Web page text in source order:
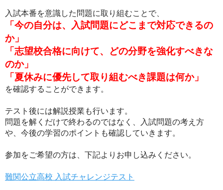
入試本番を意識した問題に取り組むことで、
「今の自分は、入試問題にどこまで対応できるの
か」
「志望校合格に向けて、どの分野を強化すべきな
のか」
「夏休みに優先して取り組むべき課題は何か」
を確認することができます。
テスト後には解説授業も行います。
問題を解くだけで終わるのではなく、入試問題の考え方
や、今後の学習のポイントも確認していきます。
参加をご希望の方は、下記よりお申し込みください。
難関公立高校 入試チャレンジテスト